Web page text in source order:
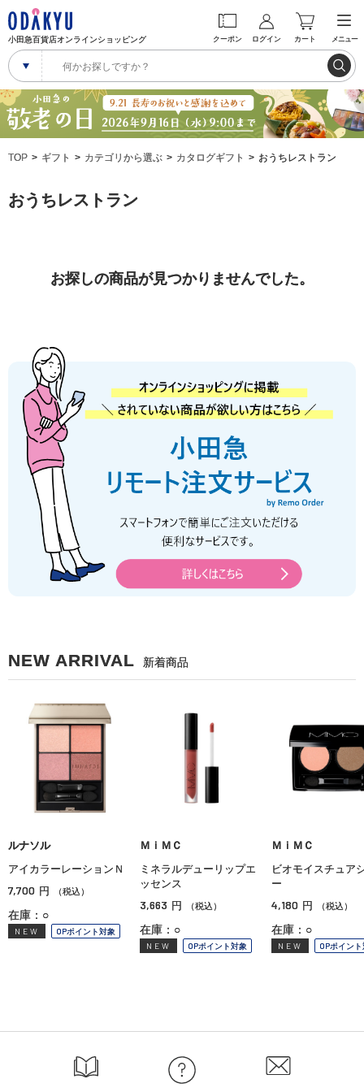
小田急百貨店オンラインショッピング クーポン ログイン カート メニュー
TOP ギフト カテゴリから選ぶ カタログギフト おうちレストラン
おうちレストラン
お探しの商品が見つかりませんでした。
NEW ARRIVAL 新着商品
ルナソル
アイカラーレーションＮ
7,700 円 （税込）
在庫：○
NEW OPポイント対象
ＭｉＭＣ
ミネラルデューリップエ
ッセンス
3,663 円 （税込）
在庫：○
NEW OPポイント対象
ＭｉＭＣ
ビオモイスチュア
ー
4,180 円 （税込）
在庫：○
NEW OPポイン